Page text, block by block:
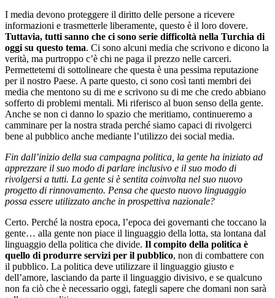
I media devono proteggere il diritto delle persone a ricevere
informazioni e trasmetterle liberamente, questo è il loro dovere.
Tuttavia, tutti sanno che ci sono serie difficoltà nella Turchia di
oggi su questo tema. Ci sono alcuni media che scrivono e dicono la
verità, ma purtroppo c’è chi ne paga il prezzo nelle carceri.
Permettetemi di sottolineare che questa è una pessima reputazione
per il nostro Paese. A parte questo, ci sono così tanti membri dei
media che mentono su di me e scrivono su di me che credo abbiano
sofferto di problemi mentali. Mi riferisco al buon senso della gente.
Anche se non ci danno lo spazio che meritiamo, continueremo a
camminare per la nostra strada perché siamo capaci di rivolgerci
bene al pubblico anche mediante l’utilizzo dei social media.
Fin dall’inizio della sua campagna politica, la gente ha iniziato ad
apprezzare il suo modo di parlare inclusivo e il suo modo di
rivolgersi a tutti. La gente si è sentita coinvolta nel suo nuovo
progetto di rinnovamento. Pensa che questo nuovo linguaggio
possa essere utilizzato anche in prospettiva nazionale?
Certo. Perché la nostra epoca, l’epoca dei governanti che toccano la
gente… alla gente non piace il linguaggio della lotta, sta lontana dal
linguaggio della politica che divide. Il compito della politica è
quello di produrre servizi per il pubblico, non di combattere con
il pubblico. La politica deve utilizzare il linguaggio giusto e
dell’amore, lasciando da parte il linguaggio divisivo, e se qualcuno
non fa ciò che è necessario oggi, fategli sapere che domani non sarà